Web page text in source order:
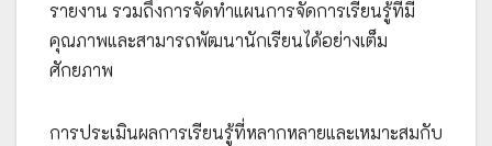
รายงาน รวมถึงการจัดทำแผนการจัดการเรียนรู้ที่มี
คุณภาพและสามารถพัฒนานักเรียนได้อย่างเต็ม
ศักยภาพ
การประเมินผลการเรียนรู้ที่หลากหลายและเหมาะสมกับ